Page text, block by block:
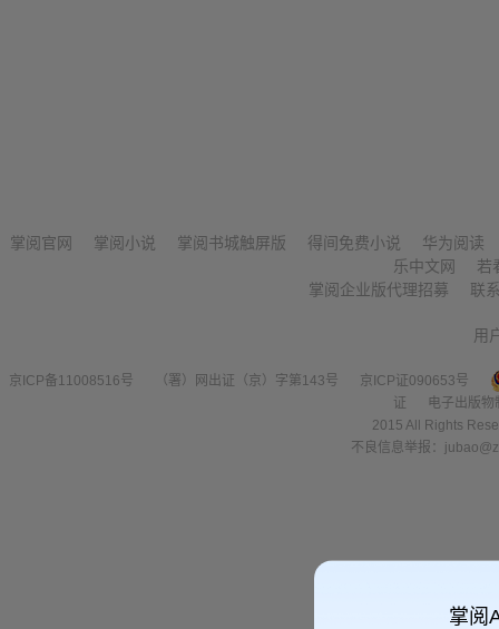
掌阅官网 掌阅小说 掌阅书城触屏版 得间免费小说
华为阅读
乐中文网
若
掌阅企业版代理招募
联
用
京ICP备11008516号 （署）网出证（京）字第143号
京ICP证090653号
证
电子出版
2015 All Rights
不良信息举报：
掌阅